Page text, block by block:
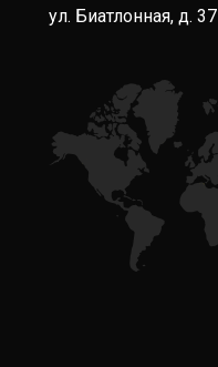
ул. Биатлонная, д. 37